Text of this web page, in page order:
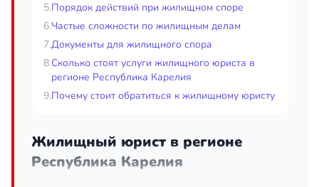
5.Порядок действий при жилищном споре
6.Частые сложности по жилищным делам
7.Документы для жилищного спора
8.Сколько стоят услуги жилищного юриста в
регионе Республика Карелия
9.Почему стоит обратиться к жилищному юристу
Жилищный юрист в регионе
Республика Карелия